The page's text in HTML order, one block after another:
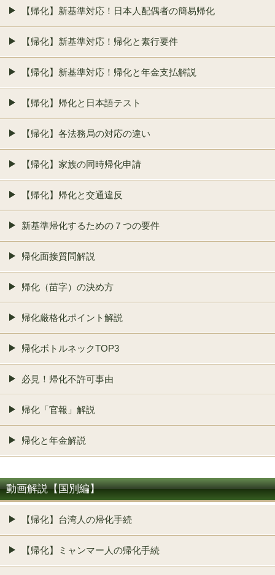
【帰化】新基準対応！日本人配偶者の簡易帰化
【帰化】新基準対応！帰化と素行要件
【帰化】新基準対応！帰化と年金支払解説
【帰化】帰化と日本語テスト
【帰化】各法務局の対応の違い
【帰化】家族の同時帰化申請
【帰化】帰化と交通違反
新基準帰化するための７つの要件
帰化面接質問解説
帰化（苗字）の決め方
帰化厳格化ポイント解説
帰化ボトルネックTOP3
必見！帰化不許可事由
帰化「官報」解説
帰化と年金解説
動画解説【国別編】
【帰化】台湾人の帰化手続
【帰化】ミャンマー人の帰化手続